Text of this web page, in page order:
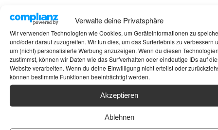
Verwalte deine Privatsphäre
Wir verwenden Technologien wie Cookies, um Geräteinformationen zu
und/oder darauf zuzugreifen. Wir tun dies, um das Surferlebnis zu verbessern
um (nicht) personalisierte Werbung anzuzeigen. Wenn du diesen
zustimmst, können wir Daten wie das Surfverhalten oder eindeutige IDs auf
Website verarbeiten. Wenn du deine Einwilligung nicht erteilst oder
können bestimmte Funktionen beeinträchtigt werden.
Akzeptieren
Ablehnen
Suchen
ANKAUF HIFI & HIGH GERÄTE: +491794761922